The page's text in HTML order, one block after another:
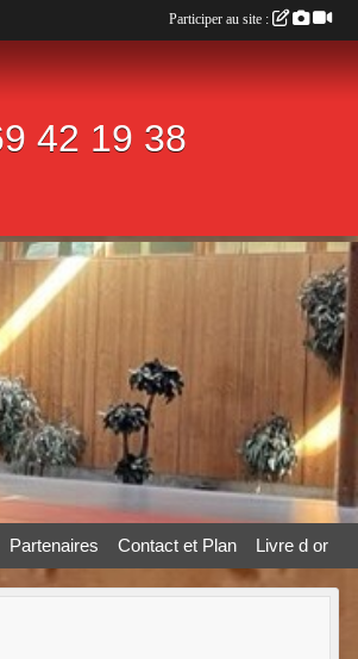
42 19 38
Partenaires Contact et Plan Livre d or
Participer au site :